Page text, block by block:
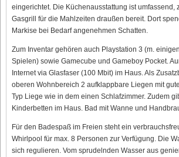
eingerichtet. Die Küchenausstattung ist umfassend,
Gasgrill für die Mahlzeiten draußen bereit. Dort
Markise bei Bedarf angenehmen Schatten.
Zum Inventar gehören auch Playstation 3 (m.
Spielen) sowie Gamecube und Gameboy Pocket.
Internet via Glasfaser (100 Mbit) im Haus. Als
oberen Wohnbereich 2 aufklappbare Liegen mit
Typ Liege wie in dem einen Schlafzimmer. Zudem
Kinderbetten im Haus. Bad mit Wanne und
Für den Badespaß im Freien steht ein
Whirlpool für max. 8 Personen zur Verfügung. Die
sich regulieren. Vom sprudelnden Wasser aus